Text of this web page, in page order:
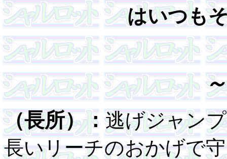
はいつも
（長所）：逃げジャン
長いリーチのおかげで